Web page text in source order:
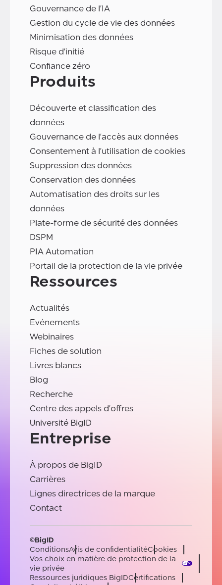
Gouvernance de l'IA
Gestion du cycle de vie des données
Minimisation des données
Risque d'initié
Confiance zéro
Produits
Découverte et classification des
données
Gouvernance de l'accès aux données
Consentement à l'utilisation de cookies
Suppression des données
Conservation des données
Automatisation des droits sur les
données
Plate-forme de sécurité des données
DSPM
PIA Automation
Portail de la protection de la vie privée
Ressources
Actualités
Evénements
Webinaires
Fiches de solution
Livres blancs
Blog
Recherche
Centre des appels d'offres
Université BigID
Entreprise
À propos de BigID
Carrières
Lignes directrices de la marque
Contact
©BigID
ConditionsAvis de confidentialitéCookies
Vos choix en matière de protection de la
vie privée
Ressources juridiques BigIDCertifications